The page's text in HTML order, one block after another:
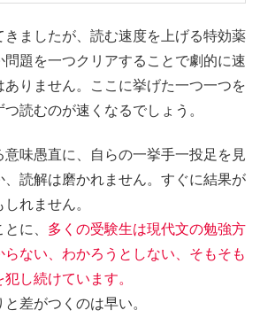
きましたが、読む速度を上げる特効薬
問題を一つクリアすることで劇的に速
ありません。ここに挙げた一つ一つを
読むのが速くなるでしょう。
味愚直に、自らの一挙手一投足を見
、読解は磨かれません。すぐに結果が
れません。
に、 多くの受験生は現代文の勉強方
ない、わかろうとしない、そもそも
し続けています。
差がつくのは早い。